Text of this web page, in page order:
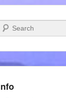
Buscar